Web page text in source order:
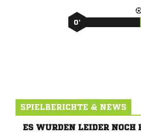
0’
SPIELBERICHTE & NEWS
ES WURDEN LEIDER